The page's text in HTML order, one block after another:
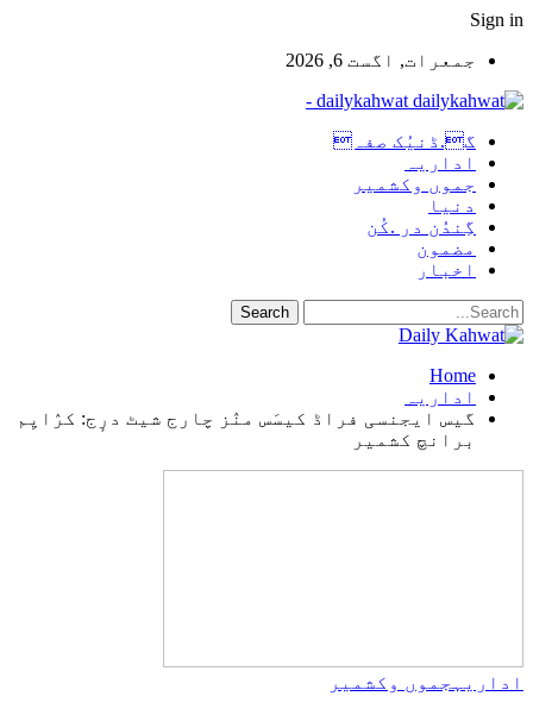
Sign in
جمعرات, اگست 6, 2026
dailykahwat -
گ.ڈنیُک صفہ
اداریہ
جموں وکشمیر
دنیا
گِندُن در .کُن
مضمون
اخبار
Home
اداریہ
گیس ایجنسی فراڈ کیسَس منٛز چارج شیٹ درٕج: کرٛایِم
برانچ کشمیر
اداریہ جموں وکشمیر